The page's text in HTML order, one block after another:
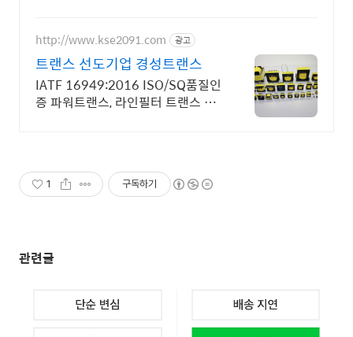
http://www.kse2091.com 광고
트랜스 선도기업 경성트랜스
IATF 16949:2016 ISO/SQ품질인
증 파워트랜스, 라인필터 트랜스 제
1 구독하기
관련글